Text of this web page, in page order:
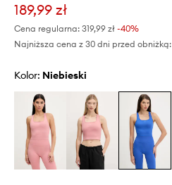
189,99 zł
Cena regularna: 319,99 zł -40%
Najniższa cena z 30 dni przed obniżką:
Kolor: niebieski